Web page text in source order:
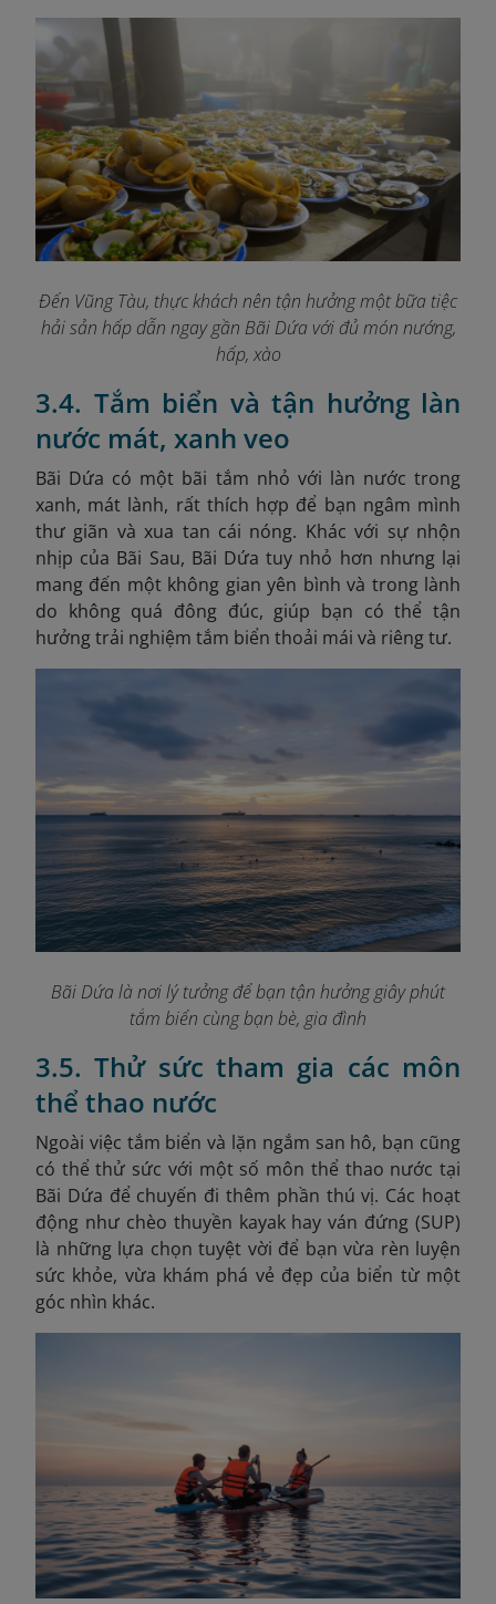
Đến Vũng Tàu, thực khách nên tận hưởng một bữa tiệc
hải sản hấp dẫn ngay gần Bãi Dứa với đủ món nướng,
hấp, xào
3.4. Tắm biển và tận hưởng làn
nước mát, xanh veo
Bãi Dứa có một bãi tắm nhỏ với làn nước trong
xanh, mát lành, rất thích hợp để bạn ngâm mình
thư giãn và xua tan cái nóng. Khác với sự nhộn
nhịp của Bãi Sau, Bãi Dứa tuy nhỏ hơn nhưng lại
mang đến một không gian yên bình và trong lành
do không quá đông đúc, giúp bạn có thể tận
hưởng trải nghiệm tắm biển thoải mái và riêng tư.
Bãi Dứa là nơi lý tưởng để bạn tận hưởng giây phút
tắm biển cùng bạn bè, gia đình
3.5. Thử sức tham gia các môn
thể thao nước
Ngoài việc tắm biển và lặn ngắm san hô, bạn cũng
có thể thử sức với một số môn thể thao nước tại
Bãi Dứa để chuyến đi thêm phần thú vị. Các hoạt
động như chèo thuyền kayak hay ván đứng (SUP)
là những lựa chọn tuyệt vời để bạn vừa rèn luyện
sức khỏe, vừa khám phá vẻ đẹp của biển từ một
góc nhìn khác.